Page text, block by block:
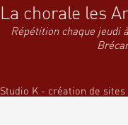
La chorale les
Répétition chaque jeudi
Studio K - création de